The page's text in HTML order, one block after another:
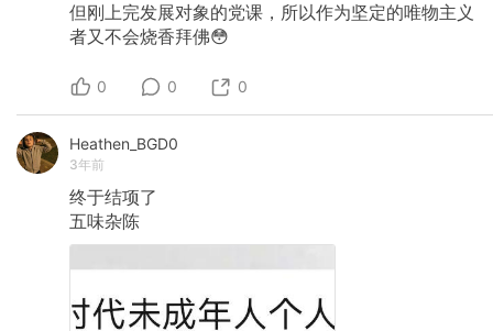
但刚上完发展对象的党课，所以作为坚定的唯物主义
者又不会烧香拜佛😳
0 0 0
Heathen_BGD0
3年前
终于结项了
五味杂陈